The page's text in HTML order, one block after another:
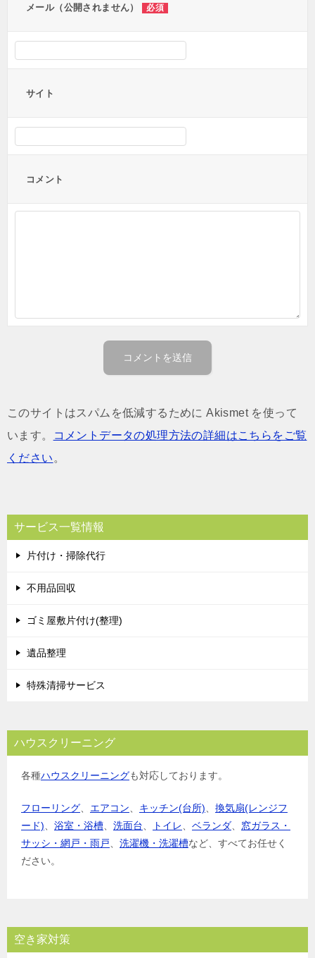
メール（公開されません） 必須
サイト
コメント
このサイトはスパムを低減するために Akismet を使って
います。
コメントデータの処理方法の詳細はこちらをご覧
ください 。
サービス一覧情報
片付け・掃除代行
不用品回収
ゴミ屋敷片付け(整理)
遺品整理
特殊清掃サービス
ハウスクリーニング
各種ハウスクリーニングも対応しております。
フローリング エアコン キッチン(台所)
換気扇(レンジフ
ード)
浴室・浴槽 洗面台 トイレ ベランダ
窓ガラス・
サッシ・網戸・雨戸
洗濯機・洗濯槽など、すべてお任せく
ださい。
空き家対策